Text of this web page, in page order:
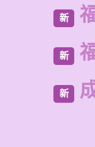
新
新
新